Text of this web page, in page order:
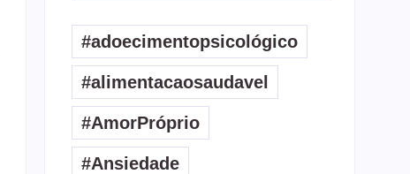
#adoecimentopsicológico
#alimentacaosaudavel
#AmorPróprio
#Ansiedade